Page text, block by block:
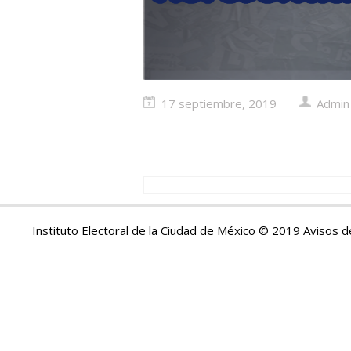
17 septiembre, 2019 Admin
Instituto Electoral de la Ciudad de México © 2019 Avisos